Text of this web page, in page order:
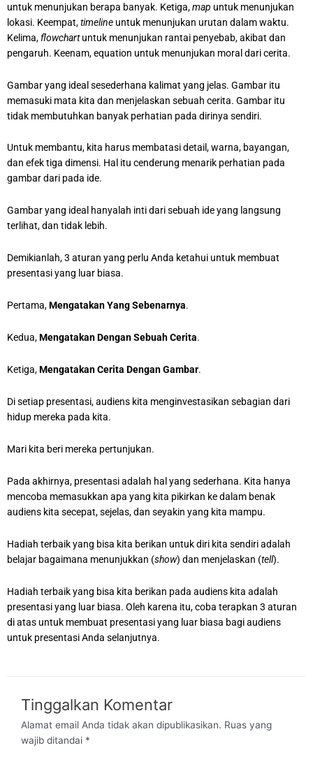
untuk menunjukan berapa banyak. Ketiga,map untuk menunjukan
lokasi. Keempat,timeline untuk menunjukan urutan dalam waktu.
Kelima,flowchartuntuk menunjukan rantai penyebab, akibat dan
pengaruh. Keenam, equation untuk menunjukan moral dari cerita.
Gambar yang ideal sesederhana kalimat yang jelas. Gambar itu
memasuki mata kita dan menjelaskan sebuah cerita. Gambar itu
tidak membutuhkan banyak perhatian pada dirinya sendiri.
Untuk membantu, kita harus membatasi detail, warna, bayangan,
dan efek tiga dimensi. Hal itu cenderung menarik perhatian pada
gambar dari pada ide.
Gambar yang ideal hanyalah inti dari sebuah ide yang langsung
terlihat, dan tidak lebih.
Demikianlah, 3 aturan yang perlu Anda ketahui untuk membuat
presentasi yang luar biasa.
Pertama,Mengatakan Yang Sebenarnya.
Kedua,Mengatakan Dengan Sebuah Cerita.
Ketiga,Mengatakan Cerita Dengan Gambar.
Di setiap presentasi, audiens kita menginvestasikan sebagian dari
hidup mereka pada kita.
Mari kita beri mereka pertunjukan.
Pada akhirnya, presentasi adalah hal yang sederhana. Kita hanya
mencoba memasukkan apa yang kita pikirkan ke dalam benak
audiens kita secepat, sejelas, dan seyakin yang kita mampu.
Hadiah terbaik yang bisa kita berikan untuk diri kita sendiri adalah
belajar bagaimana menunjukkan (show) dan menjelaskan (tell).
Hadiah terbaik yang bisa kita berikan pada audiens kita adalah
presentasi yang luar biasa. Oleh karena itu, coba terapkan 3 aturan
di atas untuk membuat presentasi yang luar biasa bagi audiens
untuk presentasi Anda selanjutnya.
Tinggalkan Komentar
Alamat email Anda tidak akan dipublikasikan. Ruas yang
wajib ditandai *